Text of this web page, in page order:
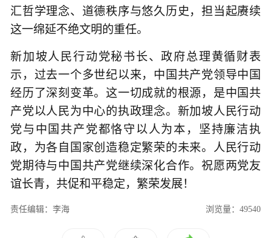
汇哲学理念、道德秩序与悠久历史，担当起赓续
这一绵延不绝文明的重任。
新加坡人民行动党秘书长、政府总理黄循财表
示，过去一个多世纪以来，中国共产党领导中国
经历了深刻变革。这一切成就的根源，是中国共
产党以人民为中心的执政理念。新加坡人民行动
党与中国共产党都恪守以人为本，坚持廉洁执
政，为各自国家创造稳定繁荣的未来。人民行动
党期待与中国共产党继续深化合作。祝愿两党友
谊长青，共促和平稳定，繁荣发展！
责任编辑：李海 浏览量：49540